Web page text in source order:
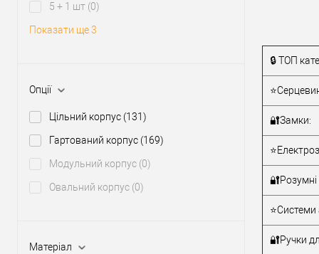
5 + 1 шт (0)
Показати ще 3
Опції
Цільний корпус (131)
Гартований корпус (169)
Модульний корпус (0)
Овальний корпус (0)
Матеріал
Рівень
серцевини
Тип товару
Тип ключа
🔒 ТОП
🔐Замки:
🔐Розумні
⭐Системи
🔐Ручки